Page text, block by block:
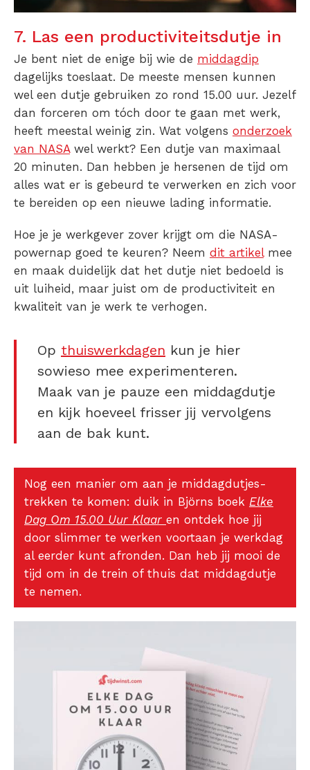
7. Las een productiviteitsdutje in
Je bent niet de enige bij wie de middagdip
dagelijks toeslaat. De meeste mensen kunnen
wel een dutje gebruiken zo rond 15.00 uur. Jezelf
dan forceren om tóch door te gaan met werk,
heeft meestal weinig zin. Wat volgens onderzoek
van NASAwel werkt? Een dutje van maximaal
20 minuten. Dan hebben je hersenen de tijd om
alles wat er is gebeurd te verwerken en zich voor
te bereiden op een nieuwe lading informatie.
Hoe je je werkgever zover krijgt om die NASA-
powernap goed te keuren? Neem dit artikelmee
en maak duidelijk dat het dutje niet bedoeld is
uit luiheid, maar juist om de productiviteit en
kwaliteit van je werk te verhogen.
Op thuiswerkdagen kun je hier
sowieso mee experimenteren.
Maak van je pauze een middagdutje
en kijk hoeveel frisser jij vervolgens
aan de bak kunt.
Nog een manier om aan je middagdutjes-
trekken te komen: duik in Björns boek Elke
Dag Om 15.00 Uur Klaar en ontdek hoe jij
door slimmer te werken voortaan je werkdag
al eerder kunt afronden. Dan heb jij mooi de
tijd om in de trein of thuis dat middagdutje
te nemen.